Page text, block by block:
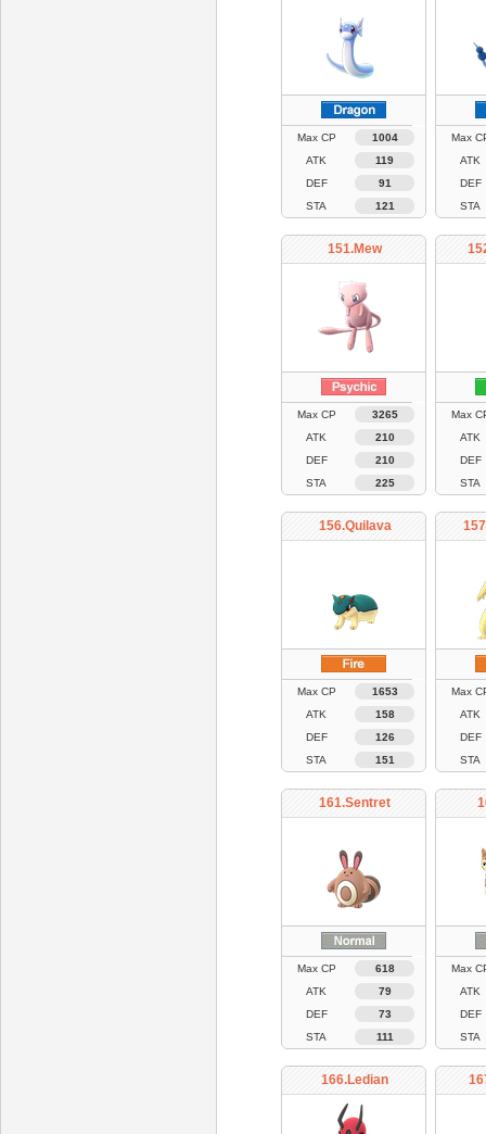
Max CP
1004
ATK
119
DEF
91
STA
121
Max
ATK
DEF
STA
151.Mew
Max CP
3265
ATK
210
DEF
210
STA
225
Max
ATK
DEF
STA
156.Quilava
Max CP
1653
ATK
158
DEF
126
STA
151
Max
ATK
DEF
STA
161.Sentret
Max CP
618
ATK
79
DEF
73
STA
111
Max
ATK
DEF
STA
166.Ledian